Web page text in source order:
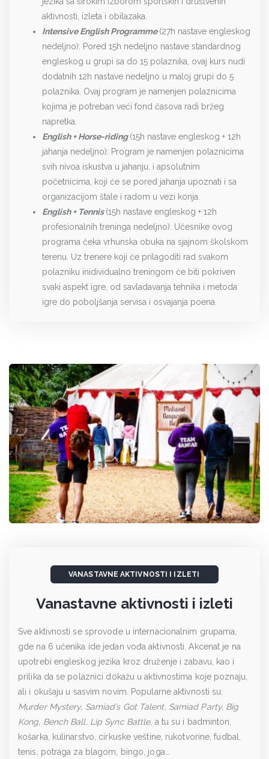
NIKE Sports Camps
NIKE sports camp, football camp with Chelsea FC
Foundation
Living Learning English
VINDERMER
VINDZOR
Eton College
VORMINSTER
VORTING
aktivnosti, izleta i obilazaka.
Intensive English Programme(27h nastave engleskog
nedeljno): Pored 15h nedeljno nastave standardnog
engleskog u grupi sa do 15 polaznika, ovaj kurs nudi
dodatnih 12h nastave nedeljno u maloj grupi do 5
polaznika. Ovaj program je namenjen polaznicima
kojima je potreban veći fond časova radi bržeg
napretka.
English + Horse-riding(15h nastave engleskog + 12h
jahanja nedeljno): Program je namenjen polaznicima
svih nivoa iskustva u jahanju, i apsolutnim
početnicima, koji će se pored jahanja upoznati i sa
organizacijom štale i radom u vezi konja.
English + Tennis(15h nastave engleskog + 12h
profesionalnih treninga nedeljno): Učesnike ovog
programa čeka vrhunska obuka na sjajnom školskom
terenu. Uz trenere koji će prilagoditi rad svakom
polazniku inidividualno treningom će biti pokriven
svaki aspekt igre, od savladavanja tehnika i metoda
igre do poboljšanja servisa i osvajanja poena.
VANASTAVNE AKTIVNOSTI I IZLETI
Vanastavne aktivnosti i izleti
Sve aktivnosti se sprovode u internacionalnim grupama,
gde na 6 učenika ide jedan vođa aktivnosti. Akcenat je na
upotrebi engleskog jezika kroz druženje i zabavu, kao i
prilika da se polaznici dokažu u aktivnostima koje poznaju,
ali i okušaju u sasvim novim. Popularne aktivnosti su:
Murder Mystery, Samiad’s Got Talent, Samiad Party, Big
Kong, Bench Ball, Lip Sync Battle, a tu su i badminton,
košarka, kulinarstvo, cirkuske veštine, rukotvorine, fudbal,
tenis, potraga za blagom, bingo, joga…